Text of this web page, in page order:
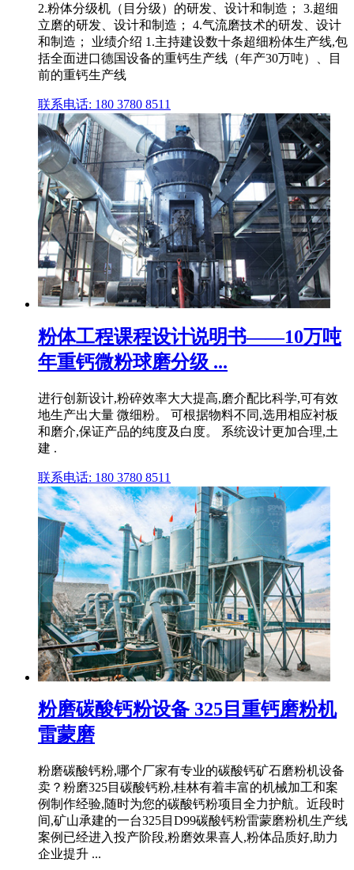
2.粉体分级机（目分级）的研发、设计和制造； 3.超细
立磨的研发、设计和制造； 4.气流磨技术的研发、设计
和制造； 业绩介绍 1.主持建设数十条超细粉体生产线,包
括全面进口德国设备的重钙生产线（年产30万吨）、目
前的重钙生产线
联系电话: 180 3780 8511
粉体工程课程设计说明书——10万吨
年重钙微粉球磨分级 ...
进行创新设计,粉碎效率大大提高,磨介配比科学,可有效
地生产出大量 微细粉。 可根据物料不同,选用相应衬板
和磨介,保证产品的纯度及白度。 系统设计更加合理,土
建 .
联系电话: 180 3780 8511
粉磨碳酸钙粉设备 325目重钙磨粉机
雷蒙磨
粉磨碳酸钙粉,哪个厂家有专业的碳酸钙矿石磨粉机设备
卖？粉磨325目碳酸钙粉,桂林有着丰富的机械加工和案
例制作经验,随时为您的碳酸钙粉项目全力护航。近段时
间,矿山承建的一台325目D99碳酸钙粉雷蒙磨粉机生产线
案例已经进入投产阶段,粉磨效果喜人,粉体品质好,助力
企业提升 ...